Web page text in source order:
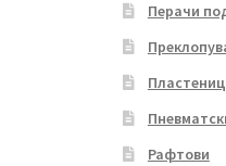
Перачи
Рафтови